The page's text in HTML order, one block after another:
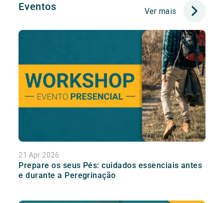
Eventos Ver mais
21 Apr 2026
Prepare os seus Pés: cuidados essenciais antes
e durante a Peregrinação